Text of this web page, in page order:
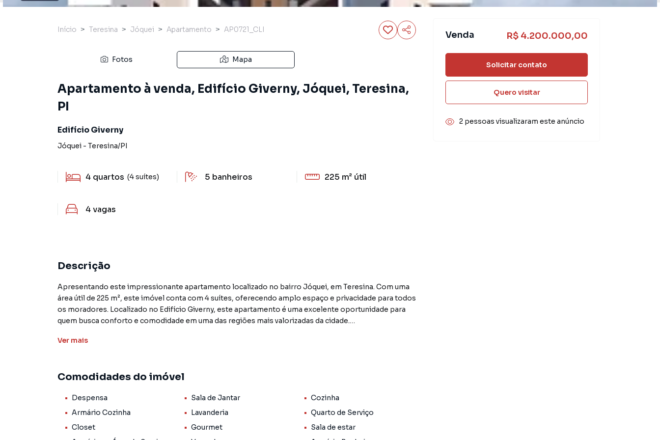
Início Teresina Jóquei Apartamento AP0721_CLI
Fotos Mapa
Apartamento à venda, Edifício Giverny, Jóquei, Teresina,
PI
Edifício Giverny
Jóquei - Teresina/PI
4 quartos (4 suítes) 5 banheiros 225 m² útil
4vagas
Descrição
Apresentando este impressionante apartamento localizado no bairro Jóquei, em Teresina. Com uma
área útil de 225 m², este imóvel conta com 4 suítes, oferecendo amplo espaço e privacidade para todos
os moradores. Localizado no Edifício Giverny, este apartamento é uma excelente oportunidade para
quem busca conforto e comodidade em uma das regiões mais valorizadas da cidade.
Ao entrar neste apartamento, você será recebido por uma cozinha espaçosa e bem equipada, com
momentos de lazer.
O imóvel conta ainda com diversas comodidades, como armários embutidos nas suítes, closet,
aquecimento solar e porcelanato. O condomínio, por sua vez, oferece uma série de facilidades, como
churrasqueira, piscina, playground, salão de festas, academia e muito mais, proporcionando uma vida
Ver mais
Comodidades do imóvel
Despensa Sala de Jantar
Cozinha
Armário Cozinha
Lavanderia
Quarto de Serviço
Closet
Gourmet
Sala de estar
Venda R$ 4.200.000,00
Solicitar contato
Quero visitar
2 pessoas visualizaram este anúncio